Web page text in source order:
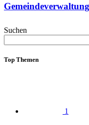
Suchen
Top Themen
1